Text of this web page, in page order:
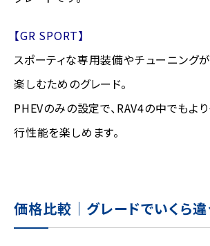
【GR SPORT】
スポーティな専用装備やチューニング
楽しむためのグレード。
PHEVのみの設定で、RAV4の中でもよ
行性能を楽しめます。
価格比較｜グレードでいくら違